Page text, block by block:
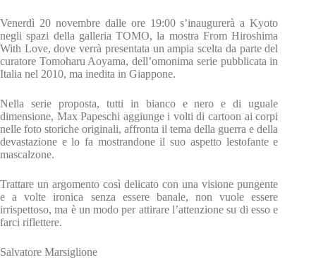
Venerdì 20 novembre dalle ore 19:00 s’inaugurerà a Kyoto
negli spazi della galleria TOMO, la mostra From Hiroshima
With Love, dove verrà presentata un ampia scelta da parte del
curatore Tomoharu Aoyama, dell’omonima serie pubblicata in
Italia nel 2010, ma inedita in Giappone.
Nella serie proposta, tutti in bianco e nero e di uguale
dimensione, Max Papeschi aggiunge i volti di cartoon ai corpi
nelle foto storiche originali, affronta il tema della guerra e della
devastazione e lo fa mostrandone il suo aspetto lestofante e
mascalzone.
Trattare un argomento così delicato con una visione pungente
e a volte ironica senza essere banale, non vuole essere
irrispettoso, ma è un modo per attirare l’attenzione su di esso e
farci riflettere.
Salvatore Marsiglione